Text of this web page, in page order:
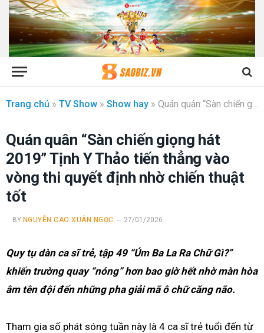
Trang chủ » TV Show » Show hay » Quán quân “Sàn chiến giọng hát 2019” Tịnh Y Thảo tiến thẳng vào vòng thi quyết định nhờ chiến thuật tốt
Quán quân “Sàn chiến giọng hát
2019” Tịnh Y Thảo tiến thẳng vào
vòng thi quyết định nhờ chiến thuật
tốt
BY NGUYỄN CAO XUÂN NGỌC 27/01/2026
Quy tụ dàn ca sĩ trẻ, tập 49 “Úm Ba La Ra Chữ Gì?”
khiến trường quay “nóng” hơn bao giờ hết nhờ màn hòa
âm tên đội đến những pha giải mã ô chữ căng não.
Tham gia số phát sóng tuần này là 4 ca sĩ trẻ tuổi đến từ